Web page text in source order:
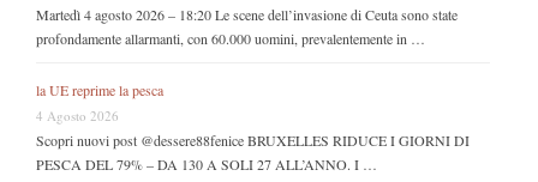
Martedì 4 agosto 2026 – 18:20 Le scene dell’invasione di Ceuta sono state
profondamente allarmanti, con 60.000 uomini, prevalentemente in …
la UE reprime la pesca
4 Agosto 2026
Scopri nuovi post @dessere88fenice BRUXELLES RIDUCE I GIORNI DI
PESCA DEL 79% – DA 130 A SOLI 27 ALL’ANNO. I …